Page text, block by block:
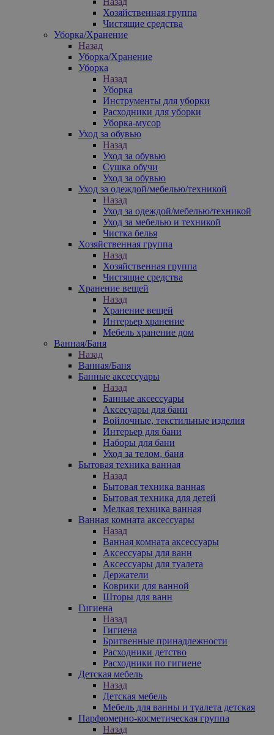
Хозяйственная группа
Чистящие средства
Уборка/Хранение
Назад
Уборка/Хранение
Уборка
Назад
Уборка
Инструменты для уборки
Расходники для уборки
Уборка-мусор
Уход за обувью
Назад
Уход за обувью
Сушка обучи
Уход за обувью
Уход за одеждой/мебелью/техникой
Назад
Уход за одеждой/мебелью/техникой
Уход за мебелью и техникой
Чистка белья
Хозяйственная группа
Назад
Хозяйственная группа
Чистящие средства
Хранение вещей
Назад
Хранение вещей
Интерьер хранение
Мебель хранение дом
Ванная/Баня
Назад
Ванная/Баня
Банные аксессуары
Назад
Банные аксессуары
Аксесуары для бани
Войлочные, текстильные изделия
Интерьер для бани
Наборы для бани
Уход за телом, баня
Бытовая техника ванная
Назад
Бытовая техника ванная
Бытовая техника для детей
Мелкая техника ванная
Ванная комната аксессуары
Назад
Ванная комната аксессуары
Аксессуары для ванн
Аксессуары для туалета
Держатели
Коврики для ванной
Шторы для ванн
Гигиена
Назад
Гигиена
Бритвенные принадлежности
Расходники детство
Расходники по гигиене
Детская мебель
Назад
Детская мебель
Мебель для ванны и туалета детская
Парфюмерно-косметическая группа
Назад